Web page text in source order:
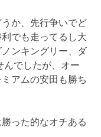
か、先行争いでど
でも走ってるし大
ンキングリー、ダ
んでしたが、オー
アムの安田も勝ち
った的なオチある